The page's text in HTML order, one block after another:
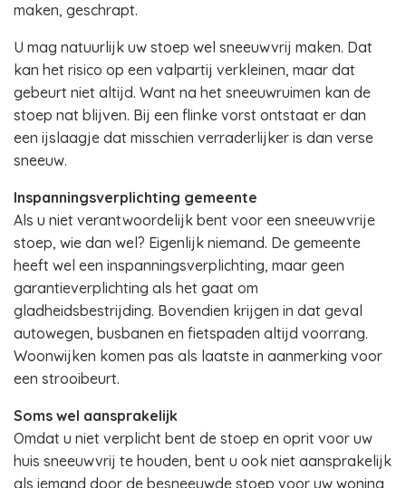
maken, geschrapt.
U mag natuurlijk uw stoep wel sneeuwvrij maken. Dat
kan het risico op een valpartij verkleinen, maar dat
gebeurt niet altijd. Want na het sneeuwruimen kan de
stoep nat blijven. Bij een flinke vorst ontstaat er dan
een ijslaagje dat misschien verraderlijker is dan verse
sneeuw.
Inspanningsverplichting gemeente
Als u niet verantwoordelijk bent voor een sneeuwvrije
stoep, wie dan wel? Eigenlijk niemand. De gemeente
heeft wel een inspanningsverplichting, maar geen
garantieverplichting als het gaat om
gladheidsbestrijding. Bovendien krijgen in dat geval
autowegen, busbanen en fietspaden altijd voorrang.
Woonwijken komen pas als laatste in aanmerking voor
een strooibeurt.
Soms wel aansprakelijk
Omdat u niet verplicht bent de stoep en oprit voor uw
huis sneeuwvrij te houden, bent u ook niet aansprakelijk
als iemand door de besneeuwde stoep voor uw woning